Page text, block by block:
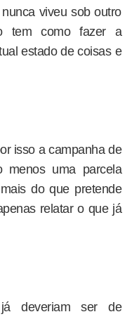
viveu sob outro
tem como fazer a
estado de coisas e
isso a campanha de
menos uma parcela
do que pretende
relatar o que já
deveriam ser de